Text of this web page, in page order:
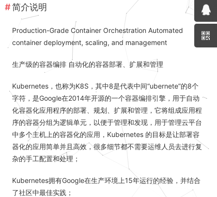
简介说明
Production-Grade Container Orchestration Automated
container deployment, scaling, and management
生产级的容器编排 自动化的容器部署、扩展和管理
Kubernetes，也称为K8S，其中8是代表中间“ubernete”的8个
字符，是Google在2014年开源的一个容器编排引擎，用于自动
化容器化应用程序的部署、规划、扩展和管理，它将组成应用程
序的容器分组为逻辑单元，以便于管理和发现，用于管理云平台
中多个主机上的容器化的应用，Kubernetes 的目标是让部署容
器化的应用简单并且高效，很多细节都不需要运维人员去进行复
杂的手工配置和处理；
Kubernetes拥有Google在生产环境上15年运行的经验，并结合
了社区中最佳实践；